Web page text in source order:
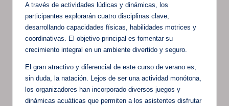
A través de actividades lúdicas y dinámicas, los
participantes explorarán cuatro disciplinas clave,
desarrollando capacidades físicas, habilidades motrices y
coordinativas. El objetivo principal es fomentar su
crecimiento integral en un ambiente divertido y seguro.
El gran atractivo y diferencial de este curso de verano es,
sin duda, la natación. Lejos de ser una actividad monótona,
los organizadores han incorporado diversos juegos y
dinámicas acuáticas que permiten a los asistentes disfrutar